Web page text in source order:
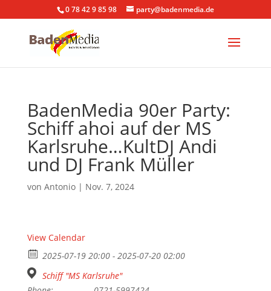
0 78 42 9 85 98 party@badenmedia.de
BadenMedia 90er Party:
Schiff ahoi auf der MS
Karlsruhe…KultDJ Andi
und DJ Frank Müller
von Antonio| Nov. 7, 2024
View Calendar
2025-07-19 20:00 - 2025-07-20 02:00
Schiff "MS Karlsruhe"